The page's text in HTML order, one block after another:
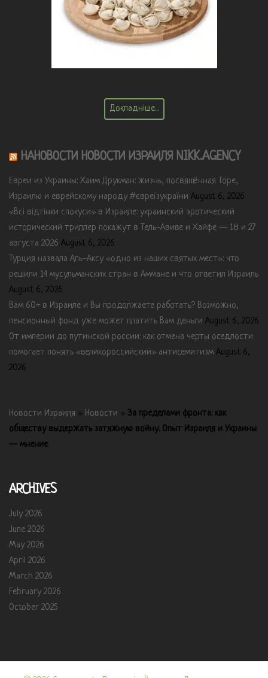
Докладніше...
НАНОВОСТИ НОВОСТИ ИЗРАИЛЯ NIKK.AGENCY
Евреи из Украины: Хаим Друкман: жизнь, посвящённая Торе,
Израилю и еврейскому народу #євреїзукраїни August 6, 2026
«Всі відтінки спокуси» в Израиле: украинский эротический
исторический триллер покажут в Тель-Авиве и Хайфе — 18 и 27
августа 2026 August 6, 2026
Турция назвала Аль-Аксу «одно из наших святых мест»: что
решили 14 мусульманских стран в Аммане и что ответил Израиль
August 6, 2026
Вам 60+ в Израиле и Вы продолжаете работать? Возможно,
пенсионный фонд уже может платить Вам деньги August 6, 2026
От империи до путинской россии: как отмена черты оседлости
помогает понять «великороссийский» антисемитизм August 6,
2026
Новости Израиля » Новости » За пределами фронта: как
обществу выдержать затяжную войну. Опыт Израиля и Украины
— мнение
ARCHIVES
July 2026
June 2026
May 2026
April 2026
March 2026
February 2026
October 2025